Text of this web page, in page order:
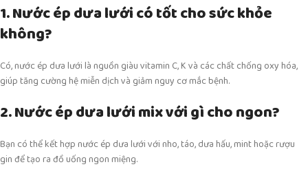
1. Nước ép dưa lưới có tốt cho sức khỏe
không?
Có, nước ép dưa lưới là nguồn giàu vitamin C, K và các chất chống oxy hóa,
giúp tăng cường hệ miễn dịch và giảm nguy cơ mắc bệnh.
2. Nước ép dưa lưới mix với gì cho ngon?
Bạn có thể kết hợp nước ép dưa lưới với nho, táo, dưa hấu, mint hoặc rượu
gin để tạo ra đồ uống ngon miệng.